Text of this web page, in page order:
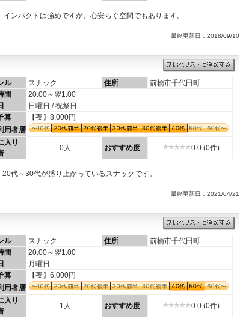
ンパクトは強めですが、心安らぐ空間でもあります。
最終更新日：2018/09/10
ル スナック 住所
前橋市千代田町
間
20:00～翌1:00
日曜日 / 祝祭日
算
【夜】8,000円
用者層
入り
0人 おすすめ度 0.0 (0件)
代～30代が盛り上がっているスナックです。
最終更新日：2021/04/21
ル スナック 住所
前橋市千代田町
間
20:00～翌1:00
月曜日
算
【夜】6,000円
用者層
入り
1人 おすすめ度 0.0 (0件)